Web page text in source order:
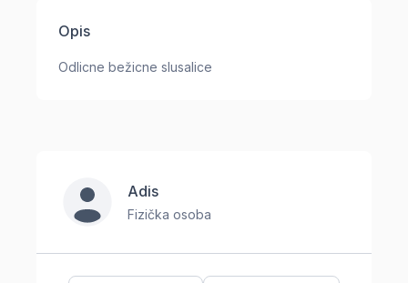
Opis
Odlicne bežicne slusalice
Adis
Fizička osoba